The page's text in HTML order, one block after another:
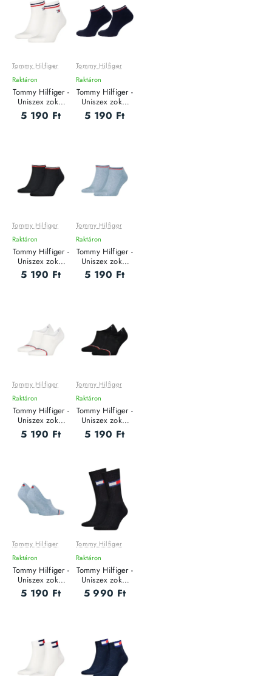
Tommy Hilfiger
Raktáron
Tommy Hilfiger -
Uniszex zokni
szett - 2 pár
5 190 Ft
Tommy Hilfiger
Raktáron
Tommy Hilfiger -
Uniszex zokni
szett - 2 pár
5 190 Ft
Tommy Hilfiger
Raktáron
Tommy Hilfiger -
Uniszex zokni
szett - 2 pár
5 190 Ft
Tommy Hilfiger
Raktáron
Tommy Hilfiger -
Uniszex zokni
szett - 2 pár
5 190 Ft
Tommy Hilfiger
Raktáron
Tommy Hilfiger -
Uniszex zokni
szett - 2 pár
5 190 Ft
Tommy Hilfiger
Raktáron
Tommy Hilfiger -
Uniszex zokni
szett - 2 pár
5 190 Ft
Tommy Hilfiger
Raktáron
Tommy Hilfiger -
Uniszex zokni
szett - 2 pár
5 190 Ft
Tommy Hilfiger
Raktáron
Tommy Hilfiger -
Uniszex zokni
szett - 2 pár
5 990 Ft